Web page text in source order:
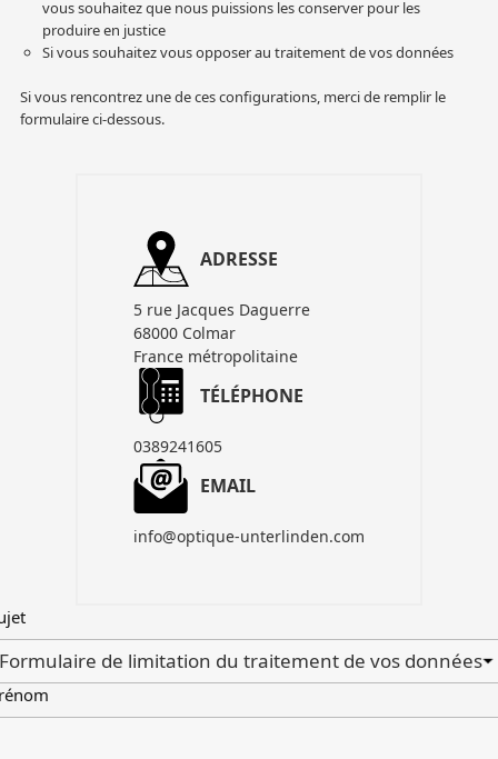
Accessoires pour montures
Têtes
Pièces détachées
vous souhaitez que nous puissions les conserver pour les
produire en justice
Si vous souhaitez vous opposer au traitement de vos données
Si vous rencontrez une de ces configurations, merci de remplir le
formulaire ci-dessous.
ADRESSE
5 rue Jacques Daguerre
68000 Colmar
France métropolitaine
TÉLÉPHONE
0389241605
EMAIL
info@optique-unterlinden.com